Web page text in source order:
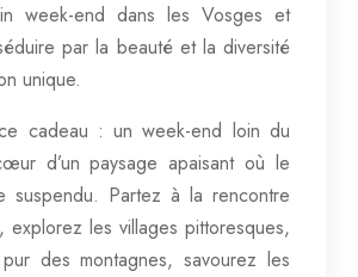
week-end dans les Vosges et
par la beauté et la diversité
unique.
cadeau : un week-end loin du
d’un paysage apaisant où le
suspendu. Partez à la rencontre
explorez les villages pittoresques,
des montagnes, savourez les